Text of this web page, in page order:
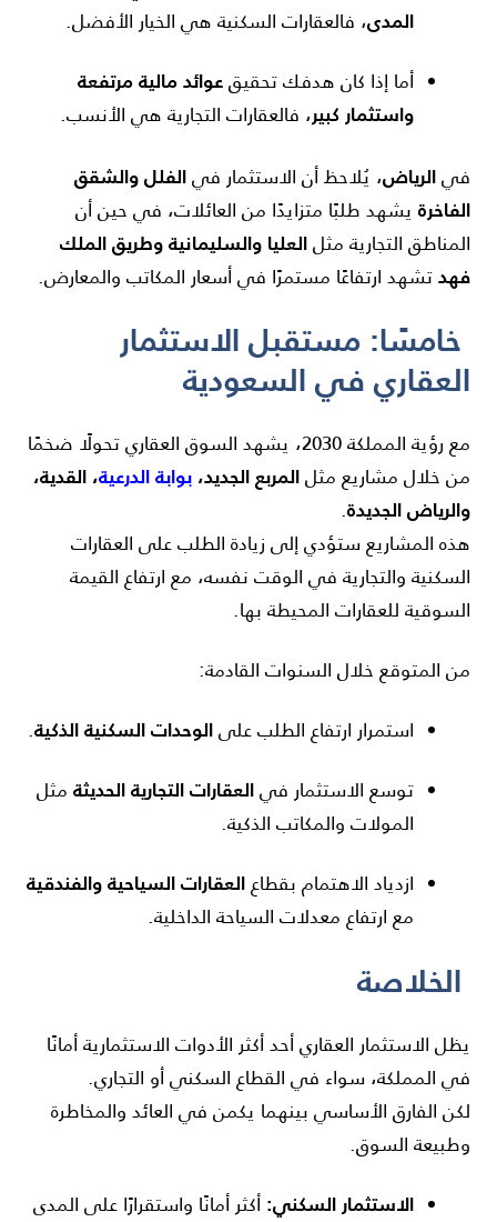
المدى، فالعقارات السكنية هي الخيار الأفضل.
أما إذا كان هدفك تحقيقعوائد مالية مرتفعة
واستثمار كبير، فالعقارات التجارية هي الأنسب.
فيالرياض، يُلاحظ أن الاستثمار فيالفلل والشقق
الفاخرة يشهد طلبًا متزايدًا من العائلات، في حين أن
المناطق التجارية مثلالعليا والسليمانية وطريق الملك
فهدتشهد ارتفاعًا مستمرًا في أسعار المكاتب والمعارض.
خامسًا: مستقبل الاستثمار
العقاري في السعودية
مع رؤية المملكة 2030، يشهد السوق العقاري تحولًا ضخمًا
من خلال مشاريع مثلالمربع الجديد، بوابة الدرعية، القدية،
والرياض الجديدة.
هذه المشاريع ستؤدي إلى زيادة الطلب على العقارات
السكنية والتجارية في الوقت نفسه، مع ارتفاع القيمة
السوقية للعقارات المحيطة بها.
من المتوقع خلال السنوات القادمة:
استمرار ارتفاع الطلب علىالوحدات السكنية الذكية.
توسع الاستثمار فيالعقارات التجارية الحديثة مثل
المولات والمكاتب الذكية.
ازدياد الاهتمام بقطاعالعقارات السياحية والفندقية
مع ارتفاع معدلات السياحة الداخلية.
الخلاصة
يظل الاستثمار العقاري أحد أكثر الأدوات الاستثمارية أمانًا
في المملكة، سواء في القطاع السكني أو التجاري.
لكن الفارق الأساسي بينهما يكمن في العائد والمخاطرة
وطبيعة السوق.
الاستثمار السكني: أكثر أمانًا واستقرارًا على المدى